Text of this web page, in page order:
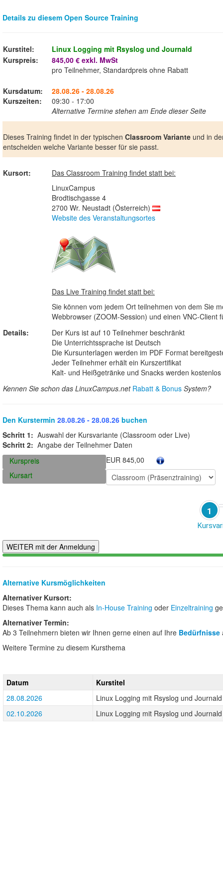
Details zu diesem Open Source Training
Kurstitel:
Linux Logging mit Rsyslog und Journald
Kurspreis:
845,00 € exkl. MwSt
pro Teilnehmer, Standardpreis ohne Rabatt
Kursdatum:
Kurszeiten:
28.08.26 - 28.08.26
09:30 - 17:00
Alternative Termine stehen am Ende dieser Seite
Dieses Training findet in der typischen Classroom Variante und in
entscheiden welche Variante besser für sie passt.
Kursort:
Das Classroom Training findet statt bei:
LinuxCampus
Brodtischgasse 4
2700 Wr. Neustadt (Österreich)
Website des Veranstaltungsortes
Das Live Training findet statt bei:
Sie können vom jedem Ort teilnehmen von dem Sie
Webbrowser (ZOOM-Session) und einen VNC-Client
Details:
Der Kurs ist auf 10 Teilnehmer beschränkt
Die Unterrichtssprache ist Deutsch
Die Kursunterlagen werden im PDF Format
Jeder Teilnehmer erhält ein Kurszertifikat
Kalt- und Heißgetränke und Snacks werden
Kennen Sie schon das LinuxCampus.net Rabatt & Bonus System?
Den Kurstermin 28.08.26 - 28.08.26 buchen
Schritt 1: Auswahl der Kursvariante (Classroom oder Live)
Schritt 2: Angabe der Teilnehmer Daten
Kurspreis
EUR 845,00
Kursart
1
Alternative Kursmöglichkeiten
Alternativer Kursort:
Dieses Thema kann auch als In-House Training oder Einzeltraining
Alternativer Termin:
Ab 3 Teilnehmern bieten wir Ihnen gerne einen auf Ihre Bedürfnisse
Weitere Termine zu diesem Kursthema
Datum
Kurstitel
28.08.2026
Linux Logging mit Rsyslog und Journald
02.10.2026
Linux Logging mit Rsyslog und Journald